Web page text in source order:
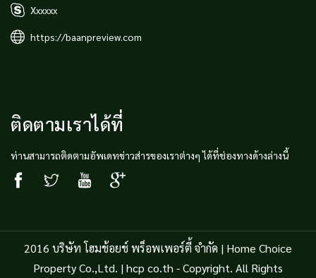
Xxxxxx
https://baanpreview.com
ติดตามเราได้ที่
ท่านสามารถติดตามอัพเดทข่าวส่ารของเราต่างๆ ได้ที่ช่องทางด้างล่างนี้
2016 บริษัท โฮมช้อยช์ พร็อพเพอร์ตี้ จำกัด | Home Choice
Property Co.,Ltd. | hcp co.th - Copyright. All Rights